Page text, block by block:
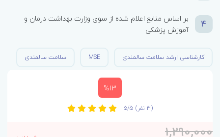
4
بر اساس منابع اعلام شده از سوی وزارت بهداشت درمان و
آموزش پزشکی
کارشناسی ارشد سلامت سالمندی MSE سلامت سالمندی
%13
5/5 (3 نفر)
1,290,000